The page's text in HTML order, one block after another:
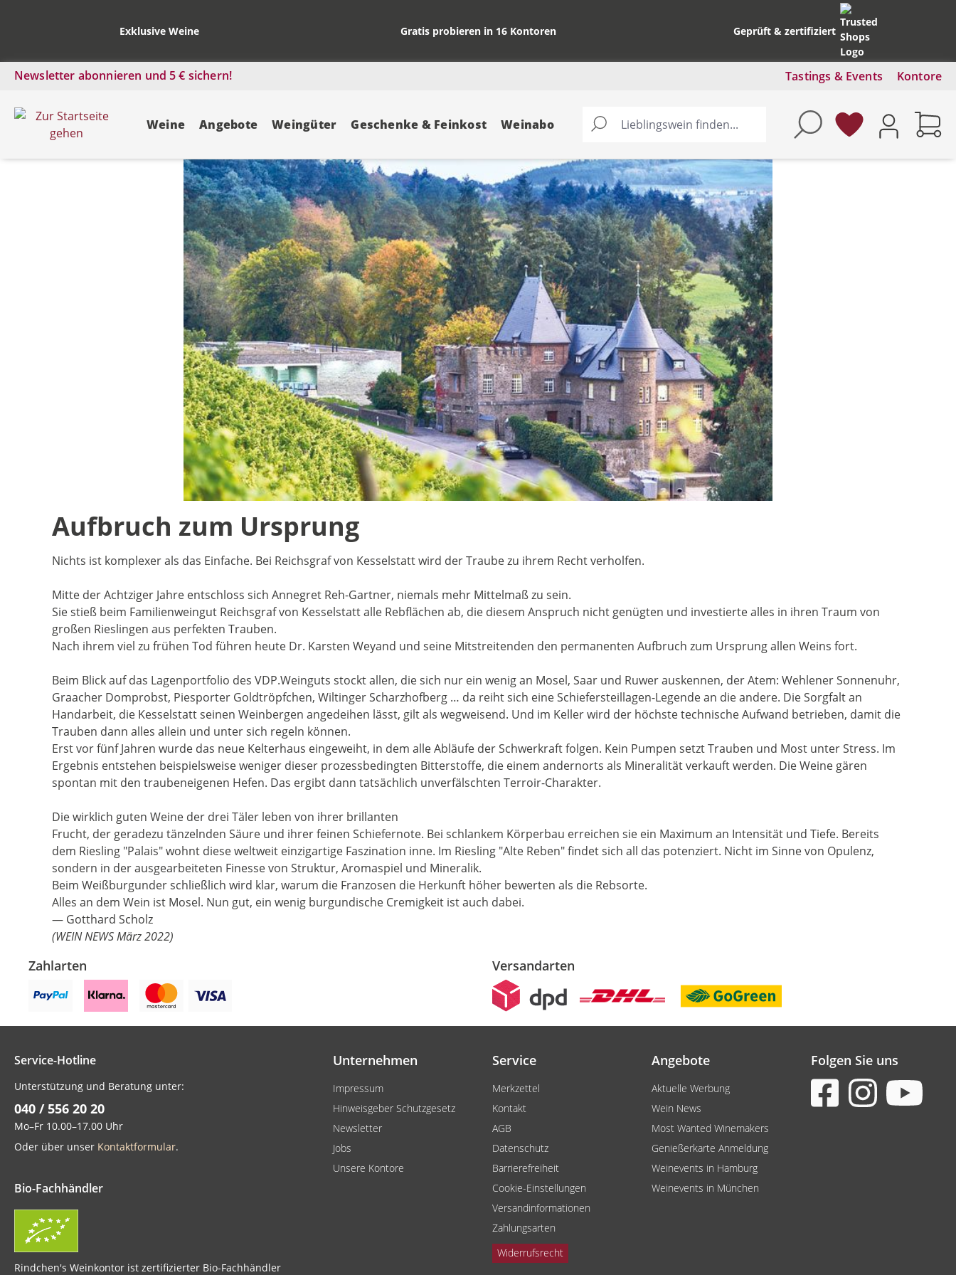
Exklusive Weine Gratis probieren in 16 Kontoren Geprüft & zertifiziert
Tastings & Events Kontore
Newsletter abonnieren und 5 € sichern!
Weine Angebote Weingüter Geschenke & Feinkost Weinabo
Aufbruch zum Ursprung
Nichts ist komplexer als das Einfache. Bei Reichsgraf von Kesselstatt wird der Traube zu ihrem Recht verholfen.
Mitte der Achtziger Jahre entschloss sich Annegret Reh-Gartner, niemals mehr Mittelmaß zu sein.
Sie stieß beim Familienweingut Reichsgraf von Kesselstatt alle Rebflächen ab, die diesem Anspruch nicht genügten und investierte alles in ihren Traum von
großen Rieslingen aus perfekten Trauben.
Nach ihrem viel zu frühen Tod führen heute Dr. Karsten Weyand und seine Mitstreitenden den permanenten Aufbruch zum Ursprung allen Weins fort.
Beim Blick auf das Lagenportfolio des VDP.Weinguts stockt allen, die sich nur ein wenig an Mosel, Saar und Ruwer auskennen, der Atem: Wehlener Sonnenuhr,
Graacher Domprobst, Piesporter Goldtröpfchen, Wiltinger Scharzhofberg … da reiht sich eine Schiefersteillagen-Legende an die andere. Die Sorgfalt an
Handarbeit, die Kesselstatt seinen Weinbergen angedeihen lässt, gilt als wegweisend. Und im Keller wird der höchste technische Aufwand betrieben, damit die
Trauben dann alles allein und unter sich regeln können.
Erst vor fünf Jahren wurde das neue Kelterhaus eingeweiht, in dem alle Abläufe der Schwerkraft folgen. Kein Pumpen setzt Trauben und Most unter Stress. Im
Ergebnis entstehen beispielsweise weniger dieser prozessbedingten Bitterstoffe, die einem andernorts als Mineralität verkauft werden. Die Weine gären
spontan mit den traubeneigenen Hefen. Das ergibt dann tatsächlich unverfälschten Terroir-Charakter.
Die wirklich guten Weine der drei Täler leben von ihrer brillanten
Frucht, der geradezu tänzelnden Säure und ihrer feinen Schiefernote. Bei schlankem Körperbau erreichen sie ein Maximum an Intensität und Tiefe. Bereits
dem Riesling "Palais" wohnt diese weltweit einzigartige Faszination inne. Im Riesling "Alte Reben" findet sich all das potenziert. Nicht im Sinne von Opulenz,
sondern in der ausgearbeiteten Finesse von Struktur, Aromaspiel und Mineralik.
Beim Weißburgunder schließlich wird klar, warum die Franzosen die Herkunft höher bewerten als die Rebsorte.
Alles an dem Wein ist Mosel. Nun gut, ein wenig burgundische Cremigkeit ist auch dabei.
— Gotthard Scholz
(WEIN NEWS März 2022)
Zahlarten Versandarten
Service-Hotline
Unterstützung und Beratung unter:
040 / 556 20 20
Mo–Fr 10.00–17.00 Uhr
Oder über unser Kontaktformular.
Bio-Fachhändler
Rindchen's Weinkontor ist zertifizierter Bio-Fachhändler
Unternehmen
Impressum
Hinweisgeber Schutzgesetz
Newsletter
Jobs
Unsere Kontore
Service
Merkzettel
Kontakt
AGB
Datenschutz
Barrierefreiheit
Cookie-Einstellungen
Versandinformationen
Zahlungsarten
Widerrufsrecht
Angebote
Aktuelle Werbung
Wein News
Most Wanted Winemakers
Genießerkarte Anmeldung
Weinevents in Hamburg
Weinevents in München
Folgen Sie uns